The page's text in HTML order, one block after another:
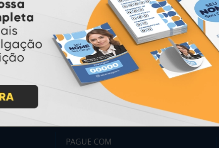
Inicio
Como Comprar
PDF/X1-a
Entrega 12 Horas
Garantia
Montagem e Fechamento de
Arquivo
Perguntas Frequentes
PAGUE COM